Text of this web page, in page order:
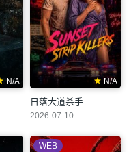
N/A N/A
日落大道杀手
2026-07-10
WEB